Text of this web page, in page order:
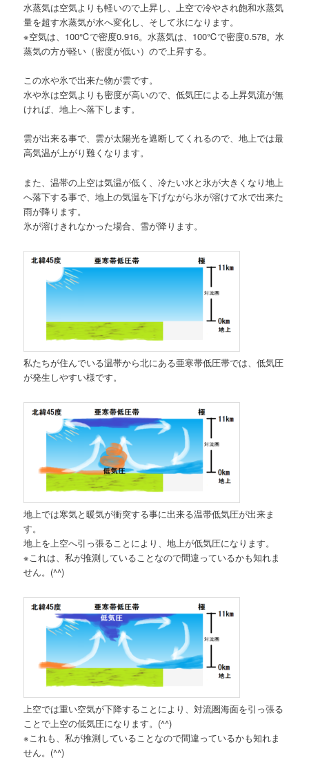
水蒸気は空気よりも軽いので上昇し、上空で冷やされ飽和水蒸気
量を超す水蒸気が水へ変化し、そして氷になります。
※空気は、100℃で密度0.916。水蒸気は、100℃で密度0.578。水
蒸気の方が軽い（密度が低い）ので上昇する。
この水や氷で出来た物が雲です。
水や氷は空気よりも密度が高いので、低気圧による上昇気流が無
ければ、地上へ落下します。
雲が出来る事で、雲が太陽光を遮断してくれるので、地上では最
高気温が上がり難くなります。
また、温帯の上空は気温が低く、冷たい水と氷が大きくなり地上
へ落下する事で、地上の気温を下げながら氷が溶けて水で出来た
雨が降ります。
氷が溶けきれなかった場合、雪が降ります。
私たちが住んでいる温帯から北にある亜寒帯低圧帯では、低気圧
が発生しやすい様です。
地上では寒気と暖気が衝突する事に出来る温帯低気圧が出来ま
す。
地上を上空へ引っ張ることにより、地上が低気圧になります。
※これは、私が推測していることなので間違っているかも知れま
せん。(^^)
上空では重い空気が下降することにより、対流圏海面を引っ張る
ことで上空の低気圧になります。(^^)
※これも、私が推測していることなので間違っているかも知れま
せん。(^^)